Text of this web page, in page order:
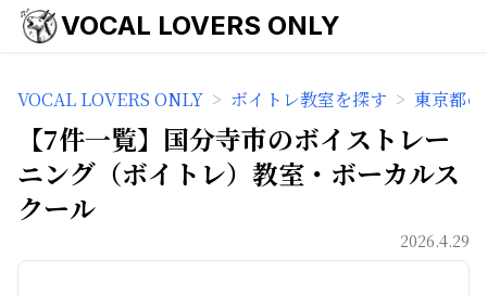
VOCAL LOVERS ONLY
VOCAL LOVERS ONLY > ボイトレ教室を探す > 東京都
【7件一覧】国分寺市のボイストレー
ニング（ボイトレ）教室・ボーカルス
クール
2026.4.29